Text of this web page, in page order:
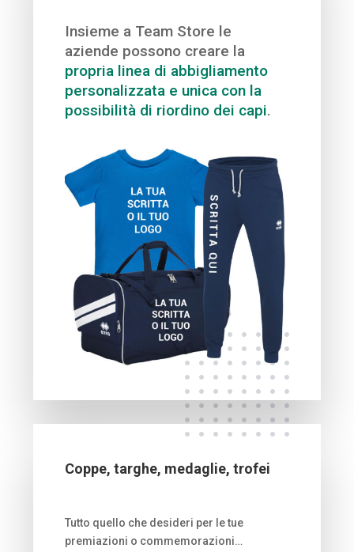
Insieme a Team Store le
aziende possono creare la
propria linea di abbigliamento
personalizzata e unica con la
possibilità di riordino dei capi.
Coppe, targhe, medaglie, trofei
Tutto quello che desideri per le tue
premiazioni o commemorazioni…